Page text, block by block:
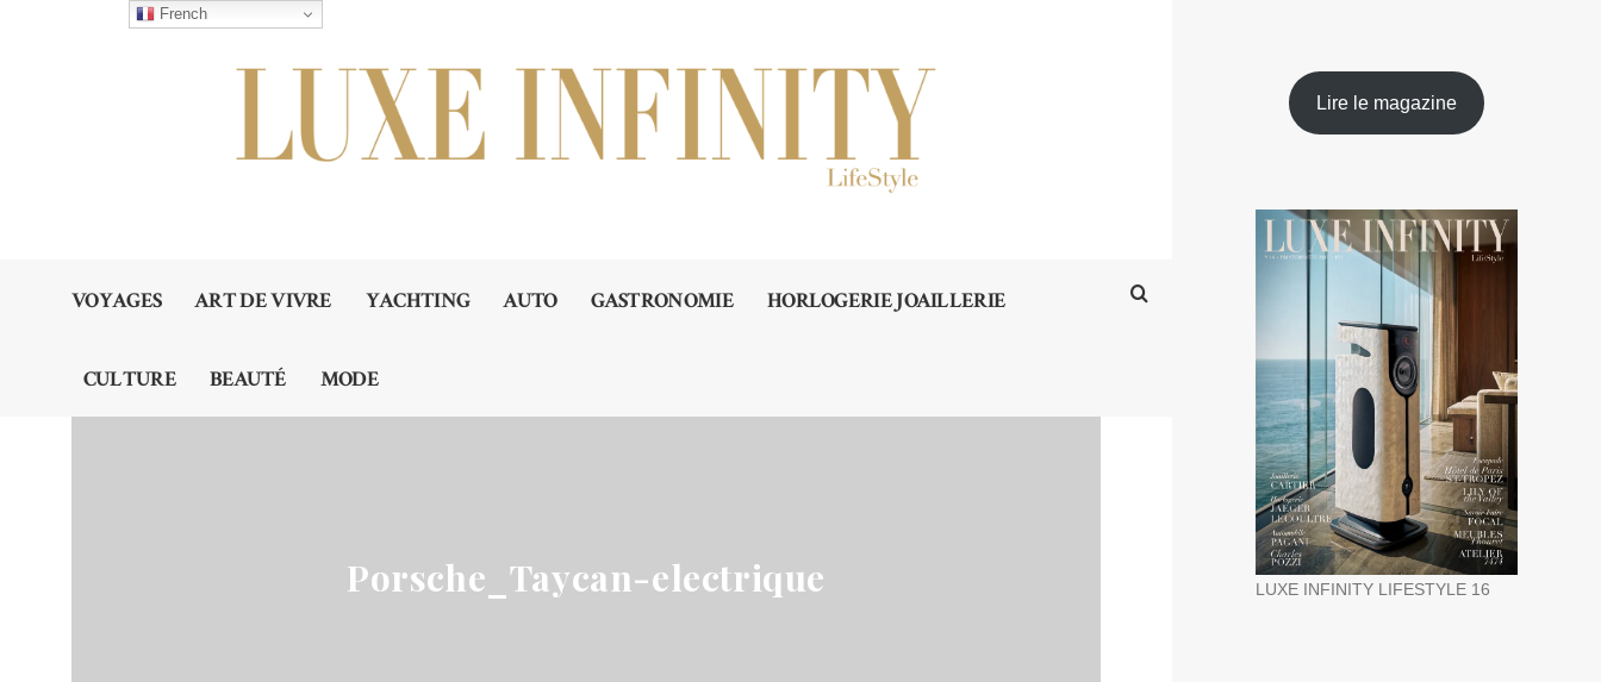
VOYAGES ART DE VIVRE YACHTING AUTO GASTRONOMIE HORLOGERIE JOAILLERIE
CULTURE BEAUTÉ MODE
Porsche_Taycan-electrique
Lire le magazine
LUXE INFINITY LIFESTYLE 16
French